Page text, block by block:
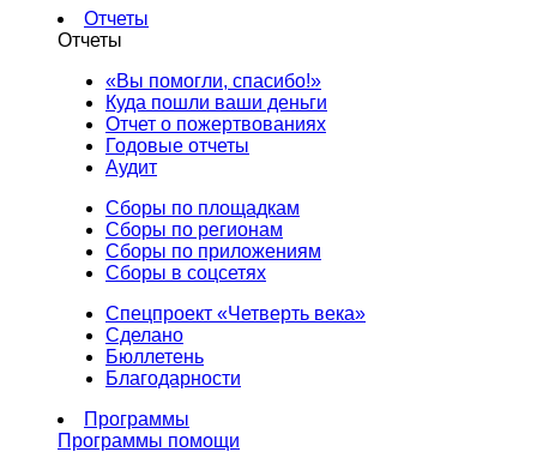
Отчеты
Отчеты
«Вы помогли, спасибо!»
Куда пошли ваши деньги
Отчет о пожертвованиях
Годовые отчеты
Аудит
Сборы по площадкам
Сборы по регионам
Сборы по приложениям
Сборы в соцсетях
Спецпроект «Четверть века»
Сделано
Бюллетень
Благодарности
Программы
Программы помощи